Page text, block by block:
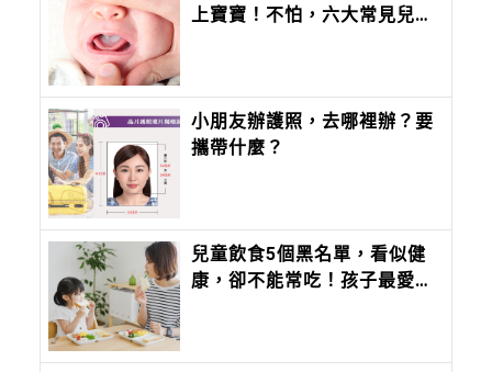
上寶寶！不怕，六大常見兒童
小朋友辦護照，去哪裡辦？要
攜帶什麼？
兒童飲食5個黑名單，看似健
康，卻不能常吃！孩子最愛的
要筆記